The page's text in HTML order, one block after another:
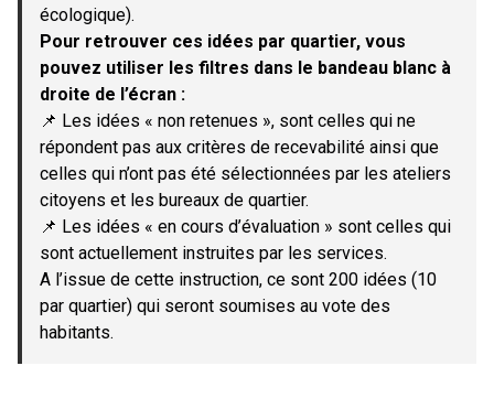
écologique).
Pour retrouver ces idées par quartier, vous
pouvez utiliser les filtres dans le bandeau blanc à
droite de l’écran :
📌 Les idées « non retenues », sont celles qui ne
répondent pas aux critères de recevabilité ainsi que
celles qui n’ont pas été sélectionnées par les ateliers
citoyens et les bureaux de quartier.
📌 Les idées « en cours d’évaluation » sont celles qui
sont actuellement instruites par les services.
A l’issue de cette instruction, ce sont 200 idées (10
par quartier) qui seront soumises au vote des
habitants.